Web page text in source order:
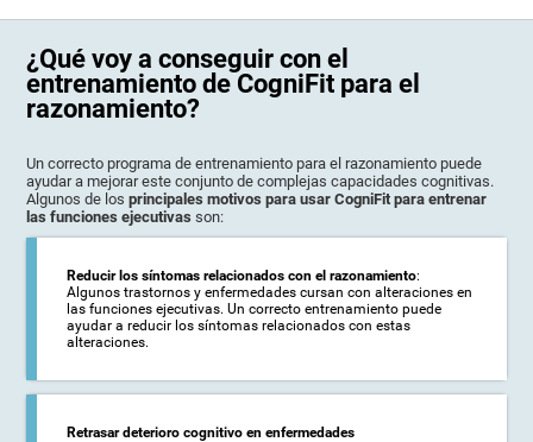
¿Qué voy a conseguir con el
entrenamiento de CogniFit para el
razonamiento?
Un correcto programa de entrenamiento para el razonamiento puede
ayudar a mejorar este conjunto de complejas capacidades cognitivas.
Algunos de losprincipales motivos para usar CogniFit para entrenar
las funciones ejecutivas son:
Reducir los síntomas relacionados con el razonamiento:
Algunos trastornos y enfermedades cursan con alteraciones en
las funciones ejecutivas. Un correcto entrenamiento puede
ayudar a reducir los síntomas relacionados con estas
alteraciones.
Retrasar deterioro cognitivo en enfermedades